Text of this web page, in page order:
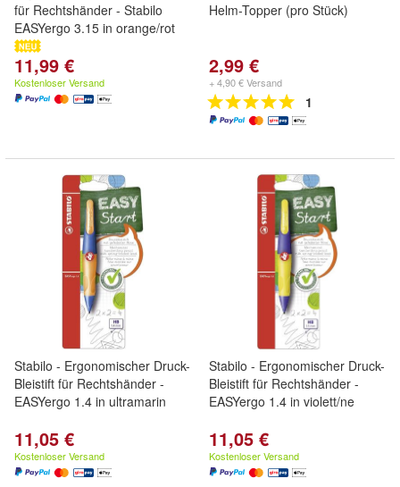
für Rechtshänder - Stabilo
EASYergo 3.15 in orange/rot
11,99 €
Kostenloser Versand
Helm-Topper (pro Stück)
2,99 €
+ 4,90 € Versand
1
Stabilo - Ergonomischer Druck-
Bleistift für Rechtshänder -
EASYergo 1.4 in ultramarin
11,05 €
Kostenloser Versand
Stabilo - Ergonomischer Druck-
Bleistift für Rechtshänder -
EASYergo 1.4 in violett/ne
11,05 €
Kostenloser Versand